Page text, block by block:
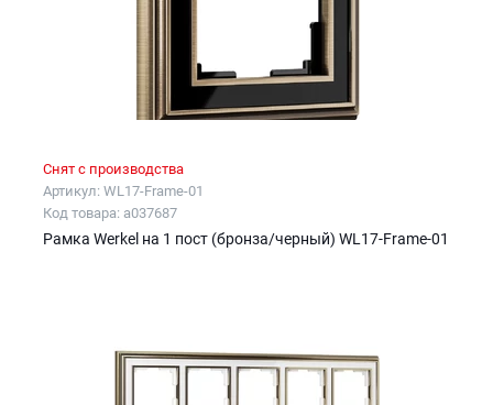
Снят с производства
Артикул: WL17-Frame-01
Код товара: a037687
Рамка Werkel на 1 пост (бронза/черный) WL17-Frame-01